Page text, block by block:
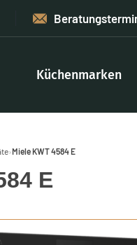
Küchenmarken
›Miele KWT 4584 E
E